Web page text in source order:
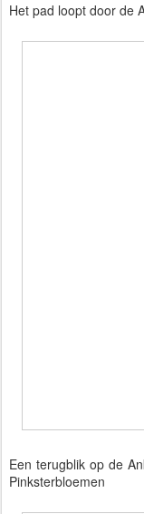
Het pad loopt door de
Een terugblik op de
Pinksterbloemen